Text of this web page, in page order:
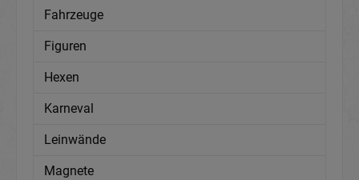
Fahrzeuge
Figuren
Hexen
Karneval
Leinwände
Magnete